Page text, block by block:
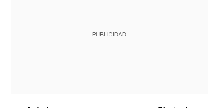
PUBLICIDAD